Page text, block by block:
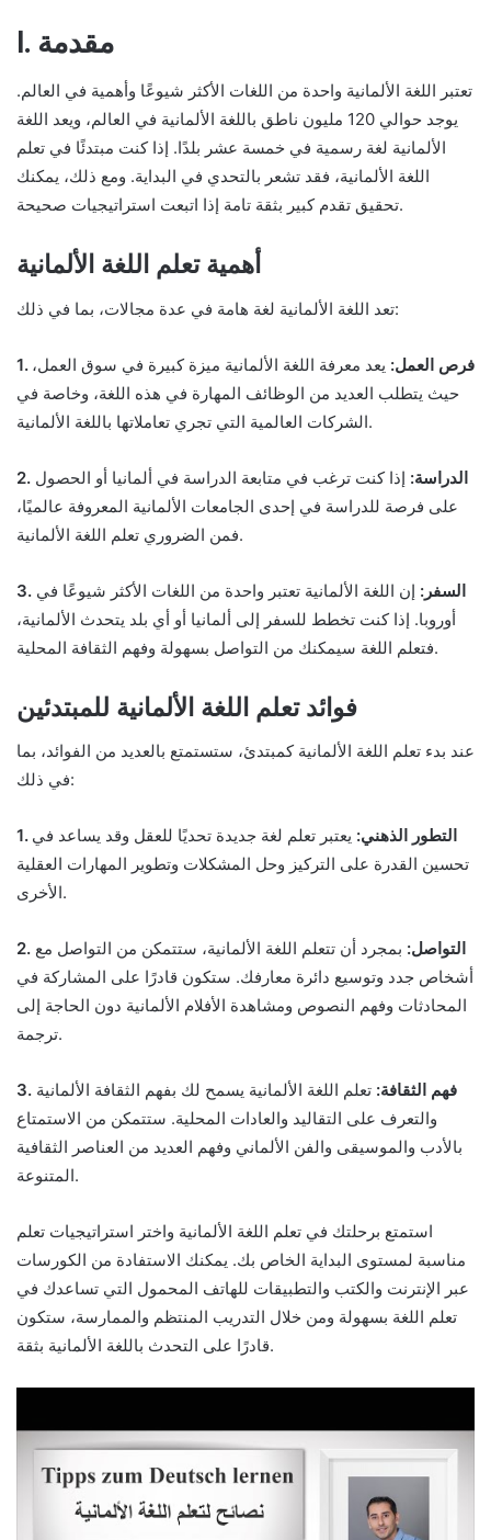
I. مقدمة
تعتبر اللغة الألمانية واحدة من اللغات الأكثر شيوعًا وأهمية في العالم.
يوجد حوالي 120 مليون ناطق باللغة الألمانية في العالم، ويعد اللغة
الألمانية لغة رسمية في خمسة عشر بلدًا. إذا كنت مبتدئًا في تعلم
اللغة الألمانية، فقد تشعر بالتحدي في البداية. ومع ذلك، يمكنك
تحقيق تقدم كبير بثقة تامة إذا اتبعت استراتيجيات صحيحة.
أهمية تعلم اللغة الألمانية
تعد اللغة الألمانية لغة هامة في عدة مجالات، بما في ذلك:
1. فرص العمل: يعد معرفة اللغة الألمانية ميزة كبيرة في سوق العمل،
حيث يتطلب العديد من الوظائف المهارة في هذه اللغة، وخاصة في
الشركات العالمية التي تجري تعاملاتها باللغة الألمانية.
2. الدراسة: إذا كنت ترغب في متابعة الدراسة في ألمانيا أو الحصول
على فرصة للدراسة في إحدى الجامعات الألمانية المعروفة عالميًا،
فمن الضروري تعلم اللغة الألمانية.
3. السفر: إن اللغة الألمانية تعتبر واحدة من اللغات الأكثر شيوعًا في
أوروبا. إذا كنت تخطط للسفر إلى ألمانيا أو أي بلد يتحدث الألمانية،
فتعلم اللغة سيمكنك من التواصل بسهولة وفهم الثقافة المحلية.
فوائد تعلم اللغة الألمانية للمبتدئين
عند بدء تعلم اللغة الألمانية كمبتدئ، ستستمتع بالعديد من الفوائد، بما
في ذلك:
1. التطور الذهني: يعتبر تعلم لغة جديدة تحديًا للعقل وقد يساعد في
تحسين القدرة على التركيز وحل المشكلات وتطوير المهارات العقلية
الأخرى.
2. التواصل: بمجرد أن تتعلم اللغة الألمانية، ستتمكن من التواصل مع
أشخاص جدد وتوسيع دائرة معارفك. ستكون قادرًا على المشاركة في
المحادثات وفهم النصوص ومشاهدة الأفلام الألمانية دون الحاجة إلى
ترجمة.
3. فهم الثقافة: تعلم اللغة الألمانية يسمح لك بفهم الثقافة الألمانية
والتعرف على التقاليد والعادات المحلية. ستتمكن من الاستمتاع
بالأدب والموسيقى والفن الألماني وفهم العديد من العناصر الثقافية
المتنوعة.
استمتع برحلتك في تعلم اللغة الألمانية واختر استراتيجيات تعلم
مناسبة لمستوى البداية الخاص بك. يمكنك الاستفادة من الكورسات
عبر الإنترنت والكتب والتطبيقات للهاتف المحمول التي تساعدك في
تعلم اللغة بسهولة ومن خلال التدريب المنتظم والممارسة، ستكون
قادرًا على التحدث باللغة الألمانية بثقة.